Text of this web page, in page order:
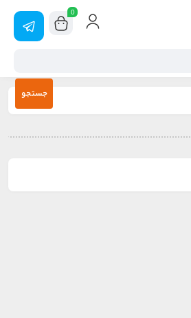
0
جستجو